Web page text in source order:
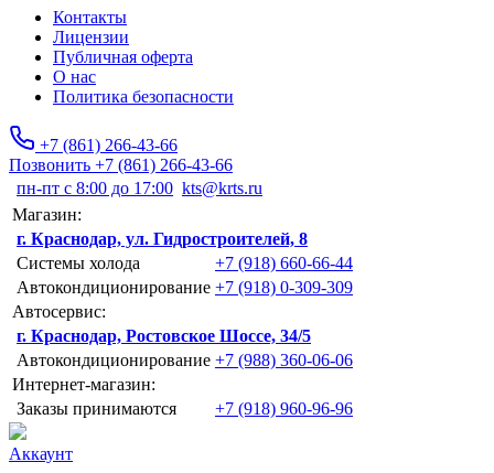
Контакты
Лицензии
Публичная оферта
О нас
Политика безопасности
+7 (861) 266-43-66
Позвонить +7 (861) 266-43-66
пн-пт с 8:00 до 17:00 kts@krts.ru
Магазин:
г. Краснодар, ул. Гидростроителей, 8
Системы холода
+7 (918) 660-66-44
Автокондиционирование +7 (918) 0-309-309
Автосервис:
г. Краснодар, Ростовское Шоссе, 34/5
Автокондиционирование +7 (988) 360-06-06
Интернет-магазин:
Заказы принимаются
+7 (918) 960-96-96
Аккаунт